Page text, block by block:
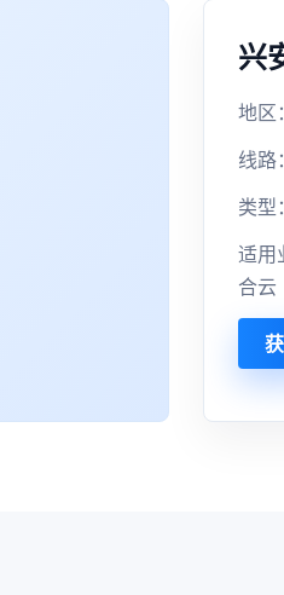
兴
地区
线路
类型
适用
合云